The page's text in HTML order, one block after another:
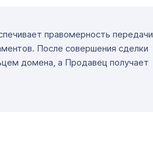
правомерность передачи
После совершения сделки
домена, а Продавец получает